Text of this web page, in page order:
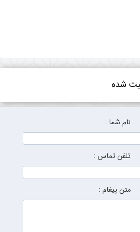
شده
نام شما :
تلفن تماس :
متن پیغام :